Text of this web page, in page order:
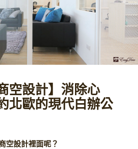
空設計】消除心
北歐的現代白辦公
空設計裡面呢？